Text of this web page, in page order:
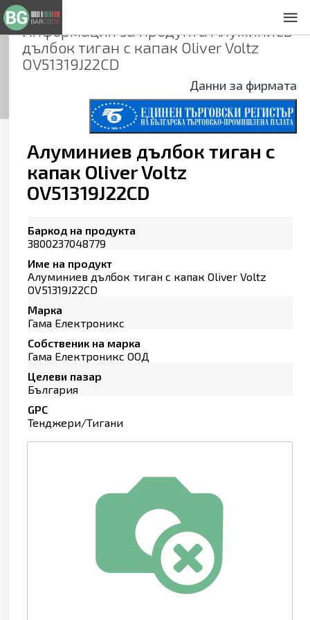
Информация за продуктаAлуминиев
дълбок тиган с капак Oliver Voltz
OV51319J22CD
Данни за фирмата
Aлуминиев дълбок тиган с
капак Oliver Voltz
OV51319J22CD
Баркод на продукта
3800237048779
Име на продукт
Aлуминиев дълбок тиган с капак Oliver Voltz
OV51319J22CD
Марка
Гама Електроникс
Собственик на марка
Гама Електроникс ООД
Целеви пазар
България
GPC
Тенджери/Тигани
Общи условия
Декларация за проверителност
Заснемане на продукти
Контакти